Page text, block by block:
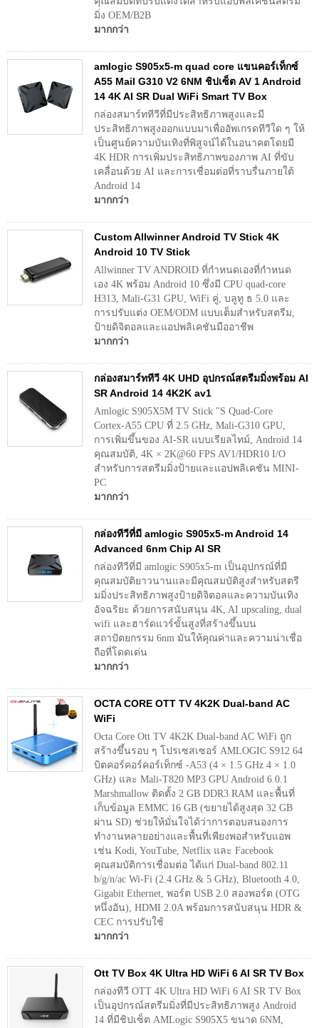
มิ่ง OEM/B2B
มากกว่า
amlogic S905x5-m quad core แขนคอร์เท็กซ์
A55 Mail G310 V2 6NM ชิปเซ็ต AV 1 Android
14 4K AI SR Dual WiFi Smart TV Box
กล่องสมาร์ททีวีที่มีประสิทธิภาพสูงและมี
ประสิทธิภาพสูงออกแบบมาเพื่ออัพเกรดทีวีใด ๆ ให้
เป็นศูนย์ความบันเทิงที่พิสูจน์ได้ในอนาคตโดยมี
4K HDR การเพิ่มประสิทธิภาพของภาพ AI ที่ขับ
เคลื่อนด้วย AI และการเชื่อมต่อที่ราบรื่นภายใต้
Android 14
มากกว่า
Custom Allwinner Android TV Stick 4K
Android 10 TV Stick
Allwinner TV ANDROID ที่กำหนดเองที่กำหนด
เอง 4K พร้อม Android 10 ซึ่งมี CPU quad-core
H313, Mali-G31 GPU, WiFi คู่, บลูทู ธ 5.0 และ
การปรับแต่ง OEM/ODM แบบเต็มสำหรับสตรีม,
ป้ายดิจิตอลและแอปพลิเคชันมืออาชีพ
มากกว่า
กล่องสมาร์ททีวี 4K UHD อุปกรณ์สตรีมมิ่งพร้อม AI
SR Android 14 4K2K av1
Amlogic S905X5M TV Stick "S Quad-Core
Cortex-A55 CPU ที่ 2.5 GHz, Mali-G310 GPU,
การเพิ่มขึ้นของ AI-SR แบบเรียลไทม์, Android 14
คุณสมบัติ, 4K × 2K@60 FPS AV1/HDR10 I/O
สำหรับการสตรีมมิ่งป้ายและแอปพลิเคชัน MINI-
PC
มากกว่า
กล่องทีวีที่มี amlogic S905x5-m Android 14
Advanced 6nm Chip AI SR
กล่องทีวีที่มี amlogic S905x5-m เป็นอุปกรณ์ที่มี
คุณสมบัติยาวนานและมีคุณสมบัติสูงสำหรับสตรี
มมิ่งประสิทธิภาพสูงป้ายดิจิตอลและความบันเทิง
อัจฉริยะ ด้วยการสนับสนุน 4K, AI upscaling, dual
wifi และฮาร์ดแวร์ขั้นสูงที่สร้างขึ้นบน
สถาปัตยกรรม 6nm มันให้คุณค่าและความน่าเชื่อ
ถือที่โดดเด่น
มากกว่า
OCTA CORE OTT TV 4K2K Dual-band AC
WiFi
Octa Core Ott TV 4K2K Dual-band AC WiFi ถูก
สร้างขึ้นรอบ ๆ โปรเซสเซอร์ AMLOGIC S912 64
บิตคอร์คอร์คอร์เท็กซ์ -A53 (4 × 1.5 GHz 4 × 1.0
GHz) และ Mali-T820 MP3 GPU Android 6.0.1
Marshmallow ติดตั้ง 2 GB DDR3 RAM และพื้นที่
เก็บข้อมูล EMMC 16 GB (ขยายได้สูงสุด 32 GB
ผ่าน SD) ช่วยให้มั่นใจได้ว่าการตอบสนองการ
ทำงานหลายอย่างและพื้นที่เพียงพอสำหรับแอพ
เช่น Kodi, YouTube, Netflix และ Facebook
คุณสมบัติการเชื่อมต่อ ได้แก่ Dual-band 802.11
b/g/n/ac Wi-Fi (2.4 GHz & 5 GHz), Bluetooth 4.0,
Gigabit Ethernet, พอร์ต USB 2.0 สองพอร์ต (OTG
หนึ่งอัน), HDMI 2.0A พร้อมการสนับสนุน HDR &
CEC การปรับใช้
มากกว่า
Ott TV Box 4K Ultra HD WiFi 6 AI SR TV Box
กล่องทีวี OTT 4K Ultra HD WiFi 6 AI SR TV Box
เป็นอุปกรณ์สตรีมมิ่งที่มีประสิทธิภาพสูง Android
14 ที่มีชิปเซ็ต AMLogic S905X5 ขนาด 6NM,